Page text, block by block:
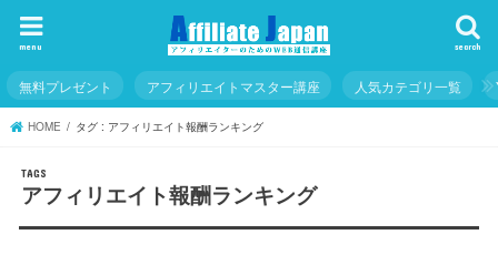
search
menu
無料プレゼント アフィリエイトマスター講座 人気カテゴリ一覧
HOME タグ : アフィリエイト報酬ランキング
アフィリエイト報酬ランキング